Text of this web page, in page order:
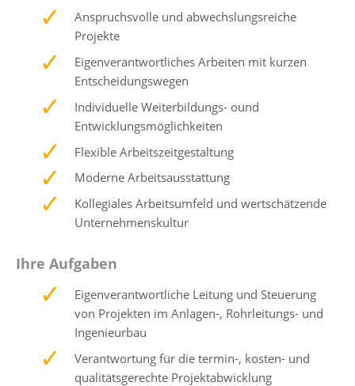
Anspruchsvolle und abwechslungsreiche
Projekte
Eigenverantwortliches Arbeiten mit kurzen
Entscheidungswegen
Individuelle Weiterbildungs- ound
Entwicklungsmöglichkeiten
Flexible Arbeitszeitgestaltung
Moderne Arbeitsausstattung
Kollegiales Arbeitsumfeld und wertschätzende
Unternehmenskultur
Ihre Aufgaben
Eigenverantwortliche Leitung und Steuerung
von Projekten im Anlagen-, Rohrleitungs- und
Ingenieurbau
Verantwortung für die termin-, kosten- und
qualitätsgerechte Projektabwicklung